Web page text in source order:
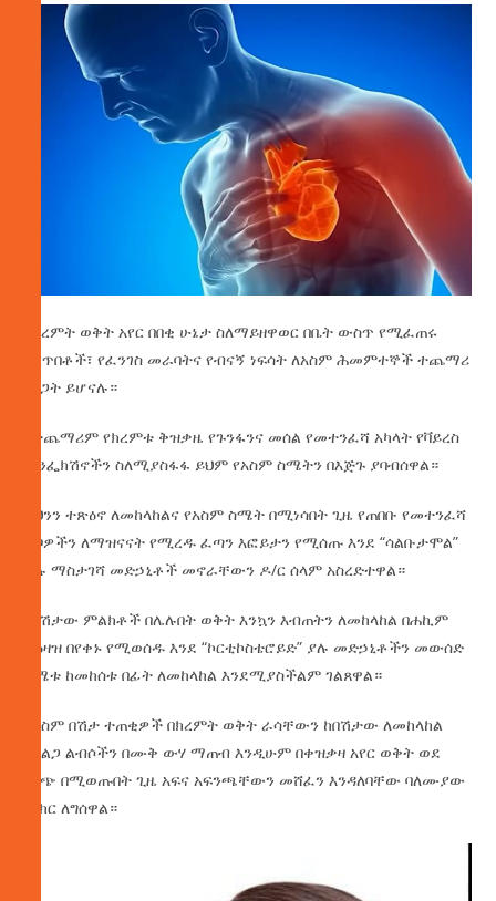
በክረምት ወቅት አየር በበቂ ሁኔታ ስለማይዘዋወር በቤት ውስጥ የሚፈጠሩ
እርጥበቶች፣ የፈንገስ መራባትና የብናኝ ነፍሳት ለአስም ሕመምተኞች ተጨማሪ
ሥጋት ይሆናሉ።
በተጨማሪም የክረምቱ ቅዝቃዜ የጉንፋንና መሰል የመተንፈሻ አካላት የቫይረስ
ኢንፌክሽኖችን ስለሚያስፋፋ ይህም የአስም ስሜትን በእጅጉ ያባብሰዋል።
ይህንን ተጽዕኖ ለመከላከልና የአስም ስሜት በሚነሳበት ጊዜ የጠበቡ የመተንፈሻ
ቱቦዎችን ለማዝናናት የሚረዱ ፈጣን እፎይታን የሚሰጡ እንደ “ሳልቡታሞል”
ያሉ ማስታገሻ መድኃኒቶች መኖራቸውን ዶ/ር ሰላም አስረድተዋል።
የበሽታው ምልክቶች በሌሉበት ወቅት እንኳን እብጠትን ለመከላከል በሐኪም
ትዕዛዝ በየቀኑ የሚወሰዱ እንደ “ኮርቲኮስቴሮይድ” ያሉ መድኃኒቶችን መውሰድ
ስሜቱ ከመከሰቱ በፊት ለመከላከል እንደሚያስችልም ገልጸዋል።
የአስም በሽታ ተጠቂዎች በክረምት ወቅት ራሳቸውን ከበሽታው ለመከላከል
የአልጋ ልብሶችን በሙቅ ውሃ ማጠብ እንዲሁም በቀዝቃዛ አየር ወቅት ወደ
ውጭ በሚወጡበት ጊዜ አፍና አፍንጫቸውን መሸፈን እንዳለባቸው ባለሙያው
ምክር ለግሰዋል።